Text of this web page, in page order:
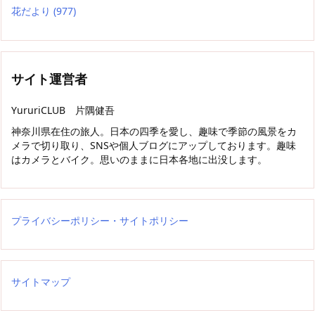
花だより (977)
サイト運営者
YururiCLUB 片隅健吾
神奈川県在住の旅人。日本の四季を愛し、趣味で季節の風景をカ
メラで切り取り、SNSや個人ブログにアップしております。趣味
はカメラとバイク。思いのままに日本各地に出没します。
プライバシーポリシー・サイトポリシー
サイトマップ